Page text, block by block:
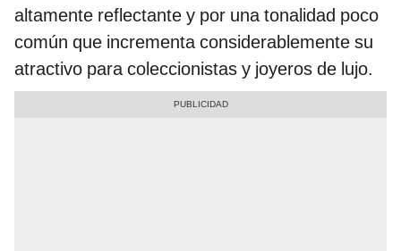
altamente reflectante y por una tonalidad poco
común que incrementa considerablemente su
atractivo para coleccionistas y joyeros de lujo.